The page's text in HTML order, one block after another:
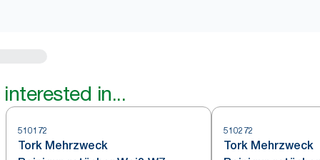
in...
510172
Tork Mehrzweck
510272
Tork Mehrzweck